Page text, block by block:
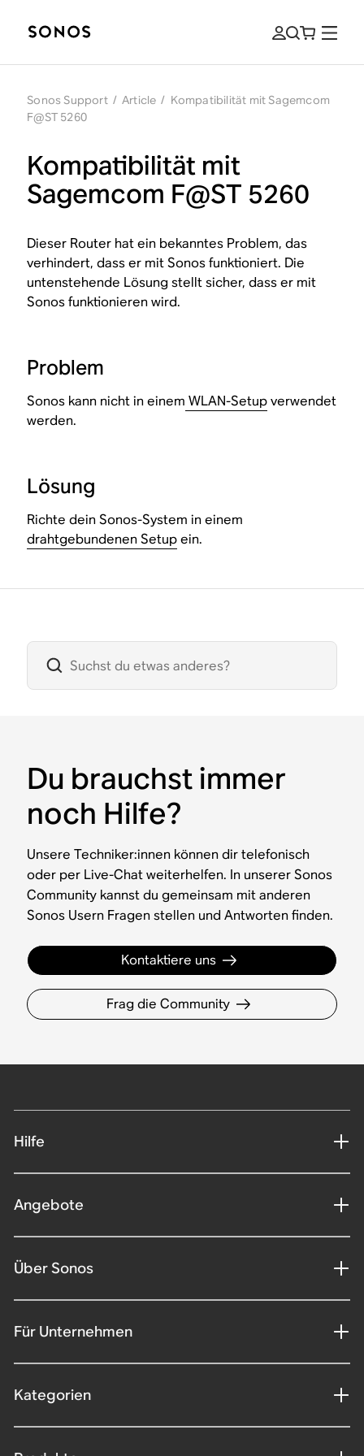
Sonos Support / Article / Kompatibilität mit Sagemcom
F@ST 5260
Kompatibilität mit
Sagemcom F@ST 5260
Dieser Router hat ein bekanntes Problem, das
verhindert, dass er mit Sonos funktioniert. Die
untenstehende Lösung stellt sicher, dass er mit
Sonos funktionieren wird.
Problem
Sonos kann nicht in einem WLAN-Setupverwendet
werden.
Lösung
Richte dein Sonos-System in einem
drahtgebundenen Setupein.
Du brauchst immer
noch Hilfe?
Unsere Techniker:innen können dir telefonisch
oder per Live-Chat weiterhelfen. In unserer Sonos
Community kannst du gemeinsam mit anderen
Sonos Usern Fragen stellen und Antworten finden.
Kontaktiere uns
Frag die Community
Hilfe
Angebote
Über Sonos
Für Unternehmen
Kategorien